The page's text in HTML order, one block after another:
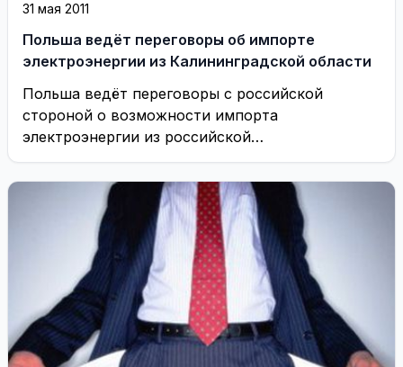
31 мая 2011
Польша ведёт переговоры об импорте
электроэнергии из Калининградской области
Польша ведёт переговоры с российской
стороной о возможности импорта
электроэнергии из российской
Калининградской области